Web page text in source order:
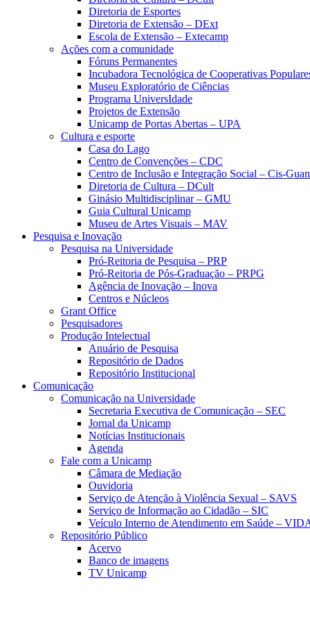
Diretoria de Esportes
Diretoria de Extensão – DExt
Escola de Extensão – Extecamp
Ações com a comunidade
Fóruns Permanentes
Incubadora Tecnológica de Cooperativas
Museu Exploratório de Ciências
Programa UniversIdade
Projetos de Extensão
Unicamp de Portas Abertas – UPA
Cultura e esporte
Casa do Lago
Centro de Convenções – CDC
Centro de Inclusão e Integração Social – Cis-
Diretoria de Cultura – DCult
Ginásio Multidisciplinar – GMU
Guia Cultural Unicamp
Museu de Artes Visuais – MAV
Pesquisa e Inovação
Pesquisa na Universidade
Pró-Reitoria de Pesquisa – PRP
Pró-Reitoria de Pós-Graduação – PRPG
Agência de Inovação – Inova
Centros e Núcleos
Grant Office
Pesquisadores
Produção Intelectual
Anuário de Pesquisa
Repositório de Dados
Repositório Institucional
Comunicação
Comunicação na Universidade
Secretaria Executiva de Comunicação – SEC
Jornal da Unicamp
Notícias Institucionais
Agenda
Fale com a Unicamp
Câmara de Mediação
Ouvidoria
Serviço de Atenção à Violência Sexual – SAVS
Serviço de Informação ao Cidadão – SIC
Veículo Interno de Atendimento em Saúde –
Repositório Público
Acervo
Banco de imagens
TV Unicamp